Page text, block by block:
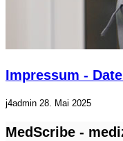
Impressum -
j4admin 28. Mai 2025
MedScribe -